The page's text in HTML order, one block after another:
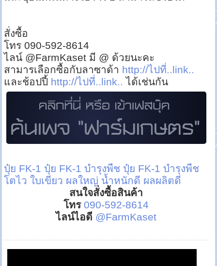
สั่งซื้อ
โทร 090-592-8614
ไลน์ @FarmKaset มี @ ด้วยนะคะ
สามารเลือกซื้อกับลาซาด้า http://ไปที่..link..
และช้อปปี้ http://ไปที่..link.. ได้เช่นกัน
ปุ๋ย FK-1 ปุ๋ย FK-1 บำรุงพืช ปุ๋ย FK-1 บำรุงพืช
โตไว ใบเขียว ผลใหญ่ น้ำหนักดี ผลผลิตดี
สนใจสั่งซื้อสินค้า
โทร 090-592-8614
ไลน์ไอดี @FarmKaset